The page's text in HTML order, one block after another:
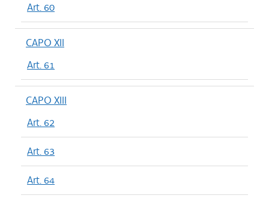
Art. 60
CAPO XII
Art. 61
CAPO XIII
Art. 62
Art. 63
Art. 64